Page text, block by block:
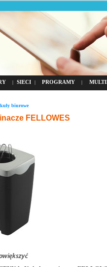
| SIECI | PROGRAMY |
biurowe
FELLOWES